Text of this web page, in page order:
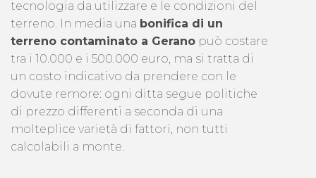
tecnologia da utilizzare e le condizioni del
terreno. In media una bonifica di un
terreno contaminato a Gerano può costare
tra i 10.000 e i 500.000 euro, ma si tratta di
un costo indicativo da prendere con le
dovute remore: ogni ditta segue politiche
di prezzo differenti a seconda di una
molteplice varietà di fattori, non tutti
calcolabili a monte.